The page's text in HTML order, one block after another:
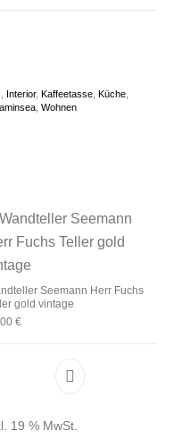
Interior,Kaffeetasse ,Küche
,Wohnen
Seemann Herr Fuchs
gold vintage
€
19 % MwSt.